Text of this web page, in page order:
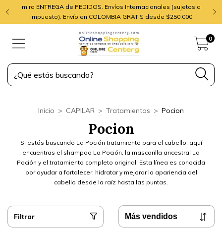
mira ENTREGA de PEDIDOS. Envíos Internacionales (sujetos a
impuesto). Envío en COLOMBIA GRATIS desde $250,000
0
Inicio > CAPILAR > Tratamientos > Pocion
Pocion
Si estás buscando La Poción tratamiento para el cabello, aquí
encuentras el shampoo La Poción, la mascarilla ancestral La
Poción y el tratamiento completo original. Esta línea es conocida
por ayudar a fortalecer, hidratar y mejorar la apariencia del
cabello desde la raíz hasta las puntas.
Filtrar